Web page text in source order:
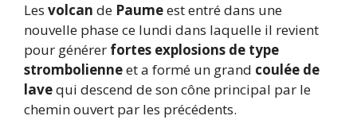
Les volcan de Paumeest entré dans une
nouvelle phase ce lundi dans laquelle il revient
pour générer fortes explosions de type
strombolienneet a formé un grand coulée de
lavequi descend de son cône principal par le
chemin ouvert par les précédents.